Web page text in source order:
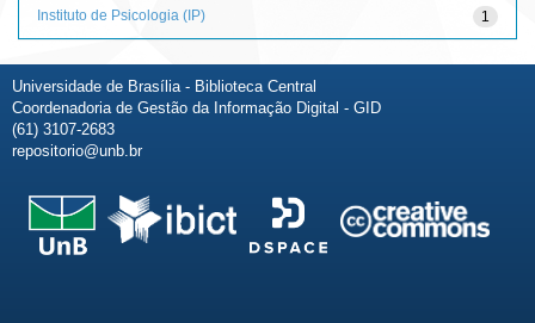
1
Instituto de Psicologia (IP)
Universidade de Brasília - Biblioteca Central
Coordenadoria de Gestão da Informação Digital - GID
(61) 3107-2683
repositorio@unb.br